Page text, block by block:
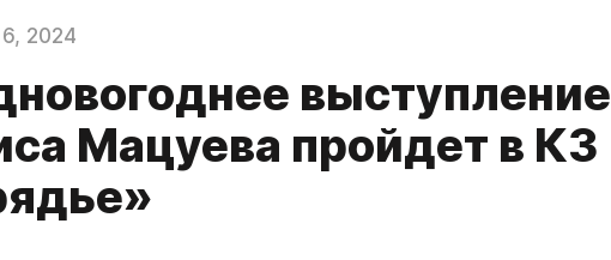
2024
выступление
Мацуева пройдет в КЗ